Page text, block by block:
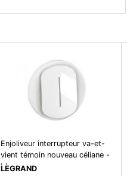
Enjoliveur interrupteur va-et-
vient témoin nouveau céliane -
blanc
LEGRAND